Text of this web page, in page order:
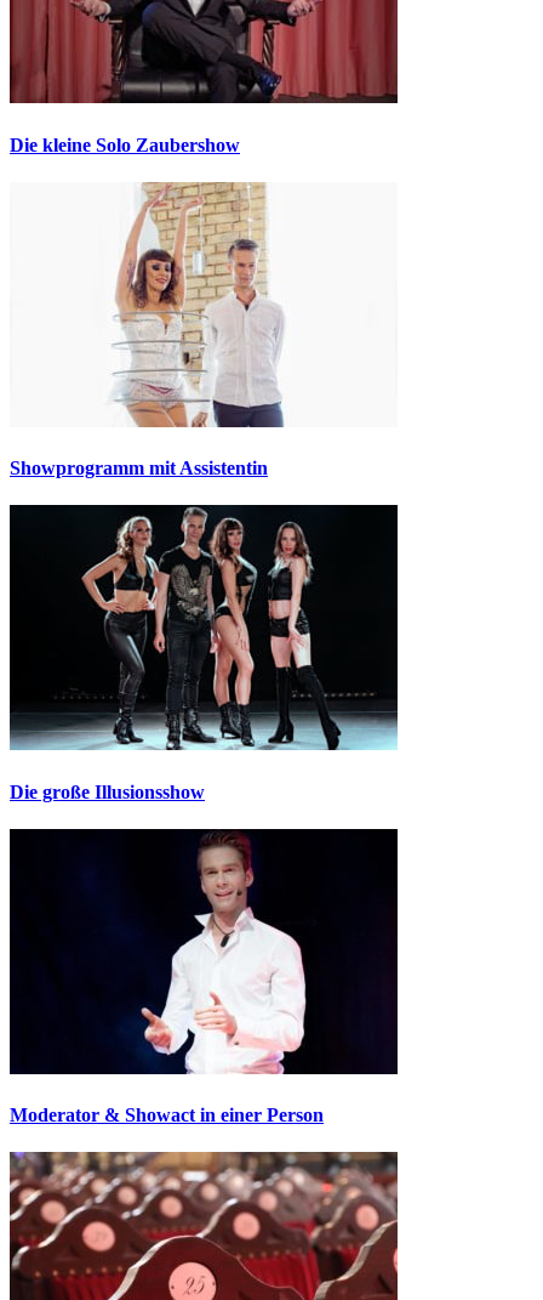
Die kleine Solo Zaubershow
Showprogramm mit Assistentin
Die große Illusionsshow
Moderator & Showact in einer Person